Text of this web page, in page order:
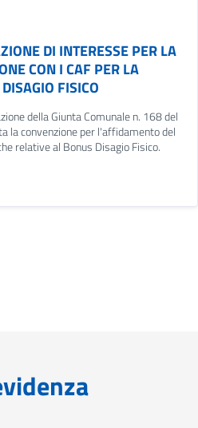
DI INTERESSE PER LA
CON I CAF PER LA
FISICO
della Giunta Comunale n. 168 del
convenzione per l'affidamento del
relative al Bonus Disagio Fisico.